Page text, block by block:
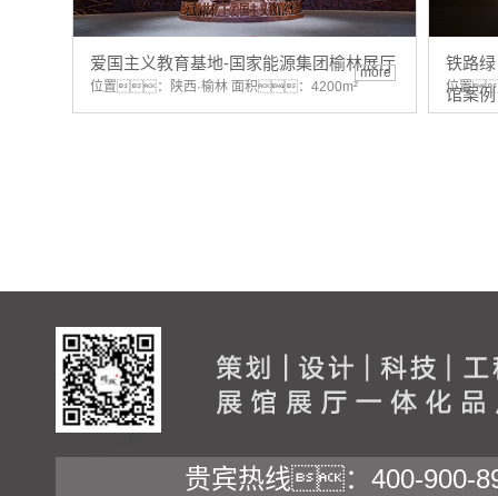
爱国主义教育基地-国家能源集团榆林展厅
位置：陕西·榆林 面积：4200m²
more
铁路
馆案例
位置
贵宾热线：400-900-